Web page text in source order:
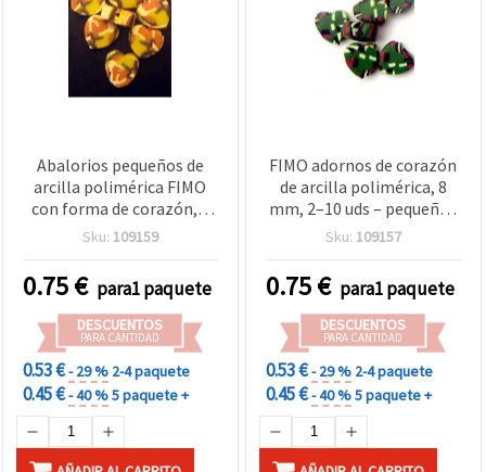
Abalorios pequeños de
arcilla polimérica FIMO
con forma de corazón, 8
mm, 4–10 uds, surtido
Sku: 109159
0.75€ para1 paquete
DESCUENTOS
PARA CANTIDAD
0.53 €- 29 % 2-4 paquete
0.45 €- 40 %5 paquete +
FIMO adornos de corazón
de arcilla polimérica, 8
mm, 2–10 uds – pequeños
elementos decorativos
scrapbooking, colores
mixtos
Sku: 109157
0.75€ para1 paquete
DESCUENTOS
PARA CANTIDAD
0.53 €- 29 % 2-4 paquete
0.45 €- 40 %5 paquete +